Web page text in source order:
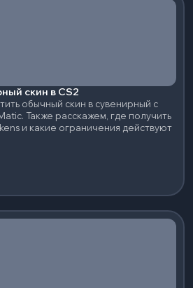
скин в CS2
обычный скин в сувенирный с
Также расскажем, где получить
и какие ограничения действуют